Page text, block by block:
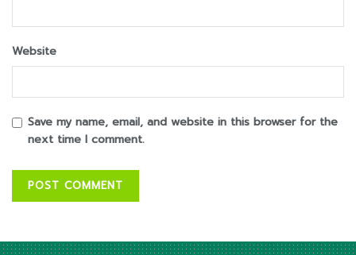
Website
Save my name, email, and website in this browser for the
next time I comment.